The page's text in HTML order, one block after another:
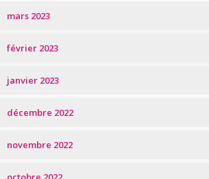
mars 2023
février 2023
janvier 2023
décembre 2022
novembre 2022